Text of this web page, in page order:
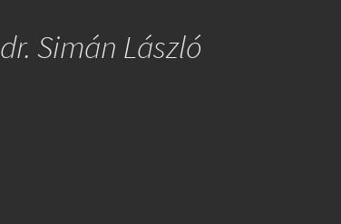
dr. Simán László